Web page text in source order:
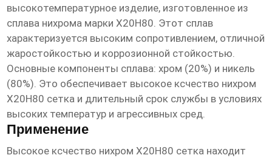
высокотемпературное изделие, изготовленное из
сплава нихрома марки Х20Н80. Этот сплав
характеризуется высоким сопротивлением, отличной
жаростойкостью и коррозионной стойкостью.
Основные компоненты сплава: хром (20%) и никель
(80%). Это обеспечивает высокое ксчество нихром
Х20Н80 сетка и длительный срок службы в условиях
высоких температур и агрессивных сред.
Применение
Высокое ксчество нихром Х20Н80 сетка находит